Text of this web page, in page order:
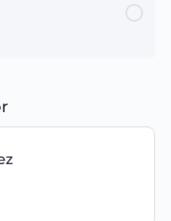
No Destructivos